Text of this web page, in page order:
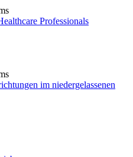
Professionals
im niedergelassenen